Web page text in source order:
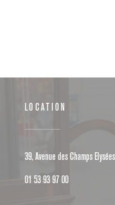
LOCATION
39, Avenue des Champs
01 53 93 97 00